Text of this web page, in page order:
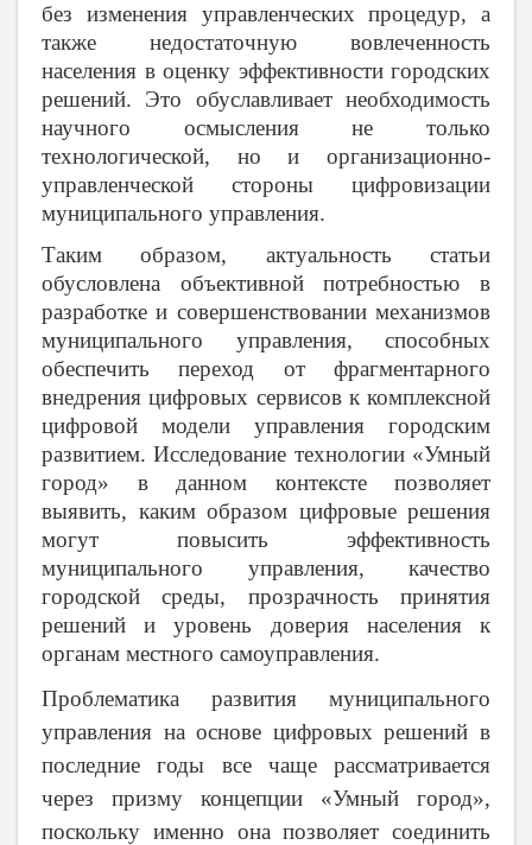
без изменения управленческих процедур, а
также недостаточную вовлеченность
населения в оценку эффективности городских
решений. Это обуславливает необходимость
научного осмысления не только
технологической, но и организационно-
управленческой стороны цифровизации
муниципального управления.
Таким образом, актуальность статьи
обусловлена объективной потребностью в
разработке и совершенствовании механизмов
муниципального управления, способных
обеспечить переход от фрагментарного
внедрения цифровых сервисов к комплексной
цифровой модели управления городским
развитием. Исследование технологии «Умный
город» в данном контексте позволяет
выявить, каким образом цифровые решения
могут повысить эффективность
муниципального управления, качество
городской среды, прозрачность принятия
решений и уровень доверия населения к
органам местного самоуправления.
Проблематика развития муниципального
управления на основе цифровых решений в
последние годы все чаще рассматривается
через призму концепции «Умный город»,
поскольку именно она позволяет соединить